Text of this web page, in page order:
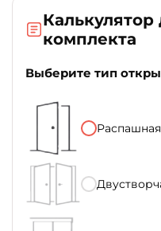
Калькулятор
комплекта
Выберите тип